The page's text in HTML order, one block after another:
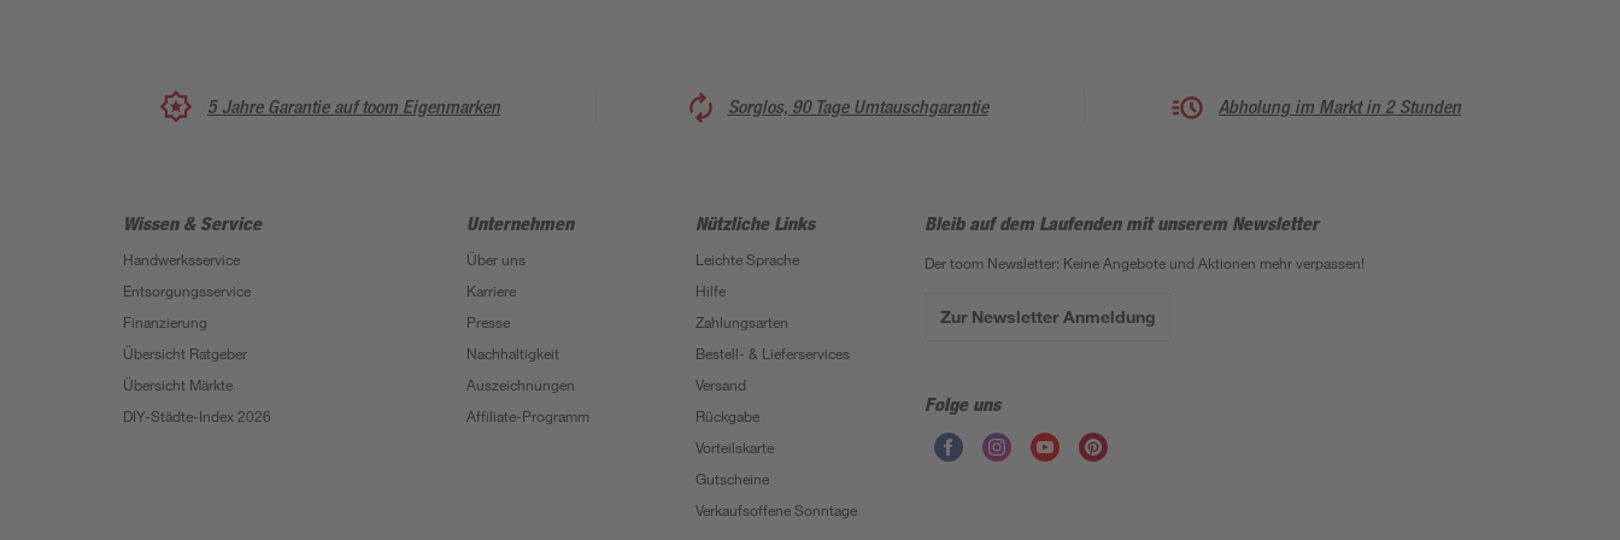
5 Jahre Garantie auf toom Eigenmarken Sorglos, 90 Tage Umtauschgarantie Abholung im Markt in 2 Stunden
Wissen & Service
Handwerksservice
Entsorgungsservice
Finanzierung
Übersicht Ratgeber
Übersicht Märkte
DIY-Städte-Index 2026
Unternehmen
Über uns
Karriere
Presse
Nachhaltigkeit
Auszeichnungen
Affiliate-Programm
Nützliche Links
Leichte Sprache
Hilfe
Zahlungsarten
Bestell- & Lieferservices
Versand
Rückgabe
Vorteilskarte
Gutscheine
Verkaufsoffene Sonntage
Bleib auf dem Laufenden mit unserem Newsletter
Der toom Newsletter: Keine Angebote und Aktionen mehr verpassen!
Zur Newsletter Anmeldung
Folge uns